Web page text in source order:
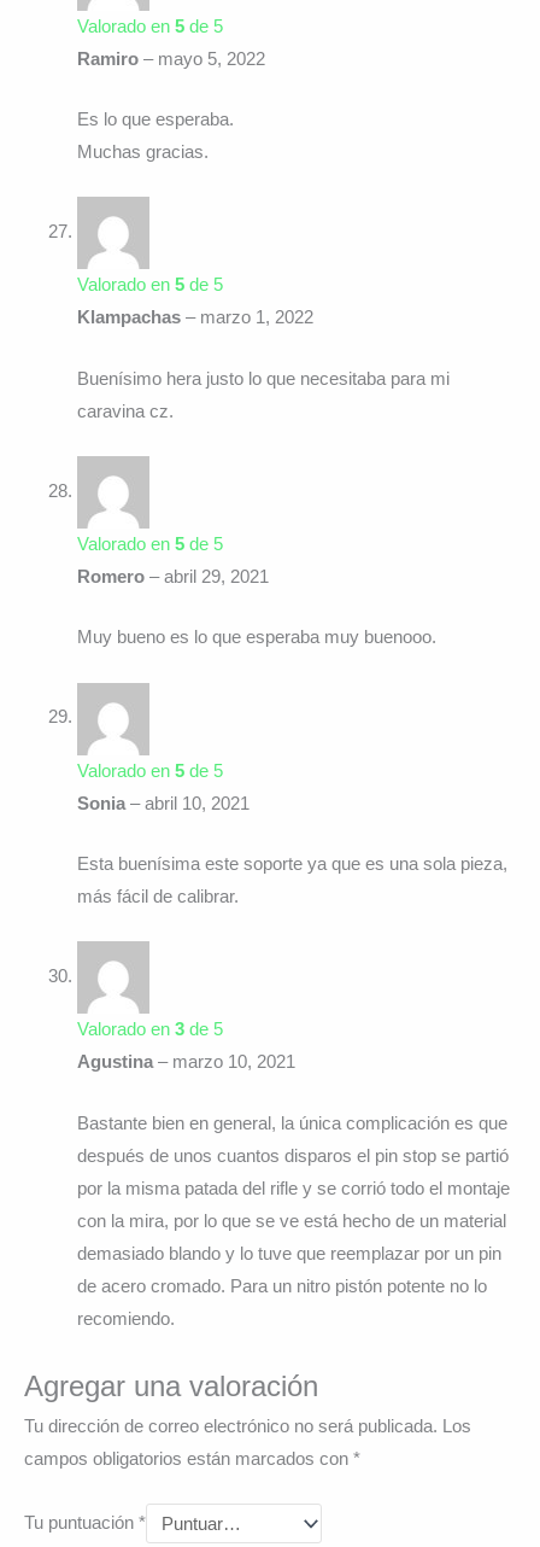
Valorado en 5de 5
Ramiro – mayo 5, 2022
Es lo que esperaba.
Muchas gracias.
Valorado en 5de 5
Klampachas – marzo 1, 2022
Buenísimo hera justo lo que necesitaba para mi
caravina cz.
Valorado en 5de 5
Romero – abril 29, 2021
Muy bueno es lo que esperaba muy buenooo.
Valorado en 5de 5
Sonia – abril 10, 2021
Esta buenísima este soporte ya que es una sola pieza,
más fácil de calibrar.
Valorado en 3de 5
Agustina– marzo 10, 2021
Bastante bien en general, la única complicación es que
después de unos cuantos disparos el pin stop se partió
por la misma patada del rifle y se corrió todo el montaje
con la mira, por lo que se ve está hecho de un material
demasiado blando y lo tuve que reemplazar por un pin
de acero cromado. Para un nitro pistón potente no lo
recomiendo.
Agregar una valoración
Tu dirección de correo electrónico no será publicada.
Los
campos obligatorios están marcados con *
Tu puntuación *